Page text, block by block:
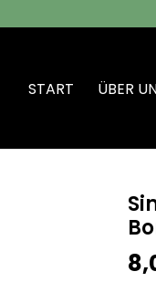
START ÜBER